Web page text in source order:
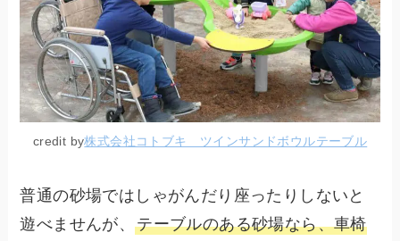
credit by株式会社コトブキ ツインサンドボウルテーブル
普通の砂場ではしゃがんだり座ったりしないと
遊べませんが、テーブルのある砂場なら、車椅